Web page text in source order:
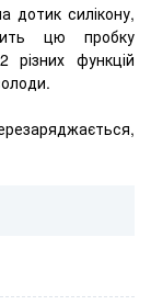
дотик силікону,
цю пробку
функцій